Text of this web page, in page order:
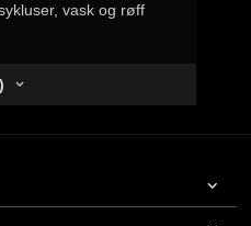
vask og røff